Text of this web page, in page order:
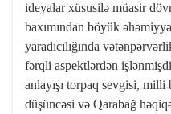
ideyalar xüsusilə müasir
baxımından böyük
yaradıcılığında
fərqli aspektlərdən
anlayışı torpaq sevgisi,
düşüncəsi və Qarabağ